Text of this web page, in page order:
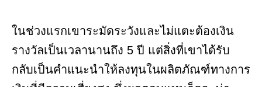
ในช่วงแรกเขาระมัดระวังและไม่แตะต้องเงิน
รางวัลเป็นเวลานานถึง 5 ปี แต่สิ่งที่เขาได้รับ
กลับเป็นคำแนะนำให้ลงทุนในผลิตภัณฑ์ทางการ